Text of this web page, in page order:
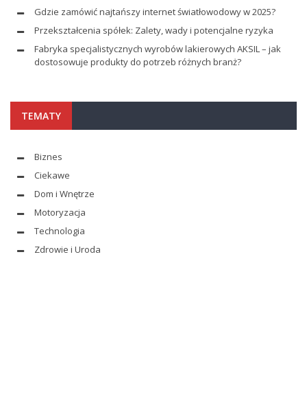
Gdzie zamówić najtańszy internet światłowodowy w 2025?
Przekształcenia spółek: Zalety, wady i potencjalne ryzyka
Fabryka specjalistycznych wyrobów lakierowych AKSIL – jak
dostosowuje produkty do potrzeb różnych branż?
TEMATY
Biznes
Ciekawe
Dom i Wnętrze
Motoryzacja
Technologia
Zdrowie i Uroda